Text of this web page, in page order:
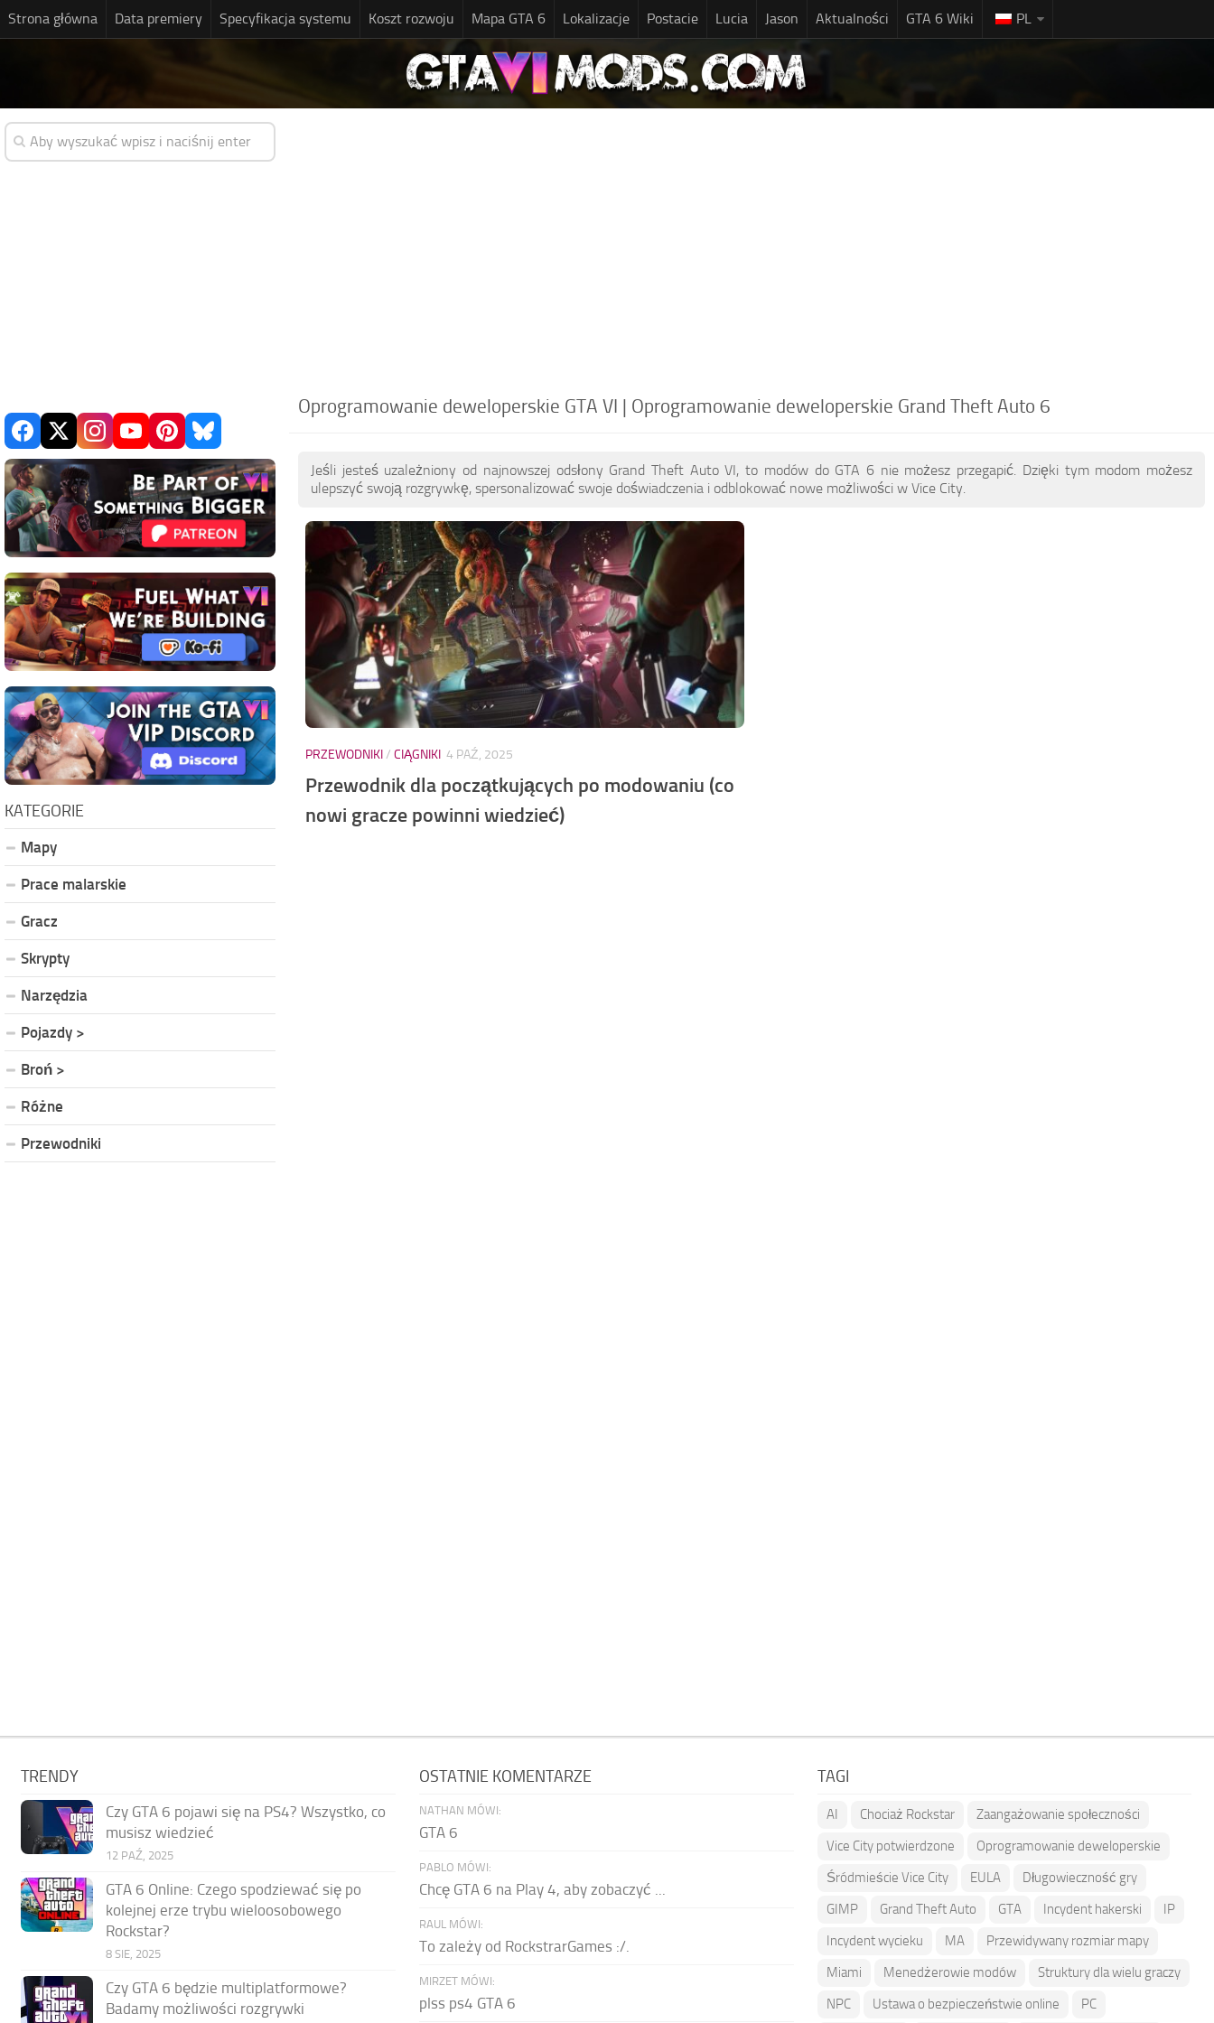
Strona główna Data premiery Specyfikacja systemu Koszt rozwoju Mapa GTA 6 Lokalizacje Postacie Lucia Jason Aktualności GTA 6 Wiki PL
Oprogramowanie deweloperskie GTA VI | Oprogramowanie deweloperskie Grand Theft Auto 6
Jeśli jesteś uzależniony od najnowszej odsłony Grand Theft Auto VI, to modów do GTA 6 nie możesz przegapić. Dzięki tym modom możesz
ulepszyć swoją rozgrywkę, spersonalizować swoje doświadczenia i odblokować nowe możliwości w Vice City.
PRZEWODNIKI/ CIĄGNIKI 4 PAŹ, 2025
Przewodnik dla początkujących po modowaniu (co
nowi gracze powinni wiedzieć)
KATEGORIE
Mapy
Prace malarskie
Gracz
Skrypty
Narzędzia
Pojazdy >
Broń >
Różne
Przewodniki
TRENDY
Czy GTA 6 pojawi się na PS4? Wszystko, co
musisz wiedzieć
12 PAŹ, 2025
GTA 6 Online: Czego spodziewać się po
kolejnej erze trybu wieloosobowego
Rockstar?
8 SIE, 2025
Czy GTA 6 będzie multiplatformowe?
Badamy możliwości rozgrywki
OSTATNIE KOMENTARZE
NATHAN MÓWI:
GTA 6
PABLO MÓWI:
Chcę GTA 6 na Play 4, aby zobaczyć ...
RAUL MÓWI:
To zależy od RockstrarGames :/.
MIRZET MÓWI:
plss ps4 GTA 6
TAGI
AI Chociaż Rockstar
Zaangażowanie społeczności
Vice City potwierdzone
Oprogramowanie deweloperskie
Śródmieście Vice City
EULA
Długowieczność gry
GIMP
Grand Theft Auto GTA Incydent hakerski
IP
Incydent wycieku
MA
Przewidywany rozmiar mapy
Miami
Menedżerowie modów
Struktury dla wielu graczy
NPC
Ustawa o bezpieczeństwie online PC